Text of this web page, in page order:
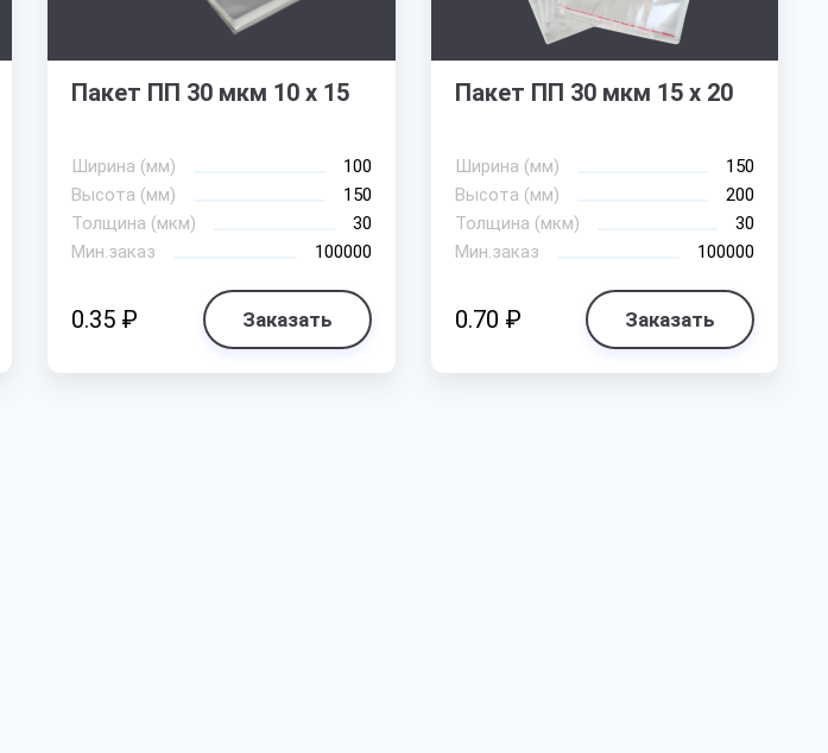
Пакет ПП 30 мкм 10 х 15
Ширина (мм)
100
Высота (мм)
150
Толщина (мкм)
30
Мин.заказ
100000
0.35 ₽ Заказать
Пакет ПП 30 мкм 15 х 20
Ширина (мм)
150
Высота (мм)
200
Толщина (мкм)
30
Мин.заказ
100000
0.70 ₽ Заказать